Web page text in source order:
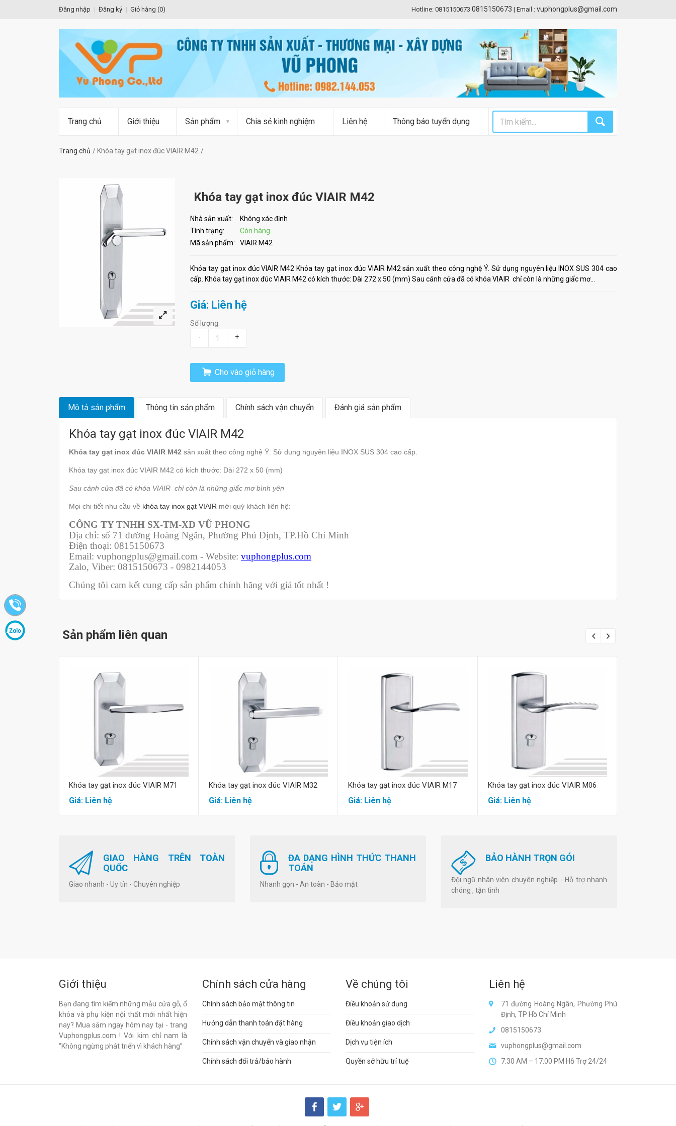
Đăng nhập Đăng ký Giỏ hàng (0) Hotline: 0815150673 0815150673 | Email : vuphongplus@gmail.com
Trang chủ Giới thiệu Sản phẩm Chia sẻ kinh nghiệm Liên hệ Thông báo tuyển dụng
Trang chủ Khóa tay gạt inox đúc VIAIR M42
Khóa tay gạt inox đúc VIAIR M42
Nhà sản xuất:
Không xác định
Tình trạng:
Còn hàng
Mã sản phẩm:
VIAIR M42
Khóa tay gạt inox đúc VIAIR M42 Khóa tay gạt inox đúc VIAIR M42 sản xuất theo công nghệ Ý. Sử dụng nguyên liệu INOX SUS 304 cao
cấp. Khóa tay gạt inox đúc VIAIR M42 có kích thước: Dài 272 x 50 (mm) Sau cánh cửa đã có khóa VIAIR chỉ còn là những giấc mơ...
Giá: Liên hệ
Số lượng:
-
+
Cho vào giỏ hàng
Mô tả sản phẩm Thông tin sản phẩm Chính sách vận chuyển Đánh giá sản phẩm
Khóa tay gạt inox đúc VIAIR M42
Khóa tay gạt inox đúc VIAIR M42 sản xuất theo công nghệ Ý. Sử dụng nguyên liệu INOX SUS 304 cao cấp.
Khóa tay gạt inox đúc VIAIR M42 có kích thước: Dài 272 x 50 (mm)
Sau cánh cửa đã có khóa VIAIR chỉ còn là những giấc mơ bình yên
Mọi chi tiết nhu cầu về khóa tay inox gạt VIAIR mời quý khách liên hệ:
CÔNG TY TNHH SX-TM-XD VŨ PHONG
Địa chỉ: số 71 đường Hoàng Ngân, Phường Phú Định, TP.Hồ Chí Minh
Điện thoại: 0815150673
Email: vuphongplus@gmail.com - Website: vuphongplus.com
Zalo, Viber: 0815150673 - 0982144053
Chúng tôi cam kết cung cấp sản phẩm chính hãng với giá tốt nhất !
Sản phẩm liên quan
Khóa tay gạt inox đúc VIAIR M71
Giá: Liên hệ
Mua hàng
Khóa tay gạt inox đúc VIAIR M32
Giá: Liên hệ
Khóa tay gạt inox đúc VIAIR M17
Giá: Liên hệ
Khóa tay gạt inox đúc VIAIR M06
Giá: Liên hệ
GIAO HÀNG TRÊN TOÀN
QUỐC
Giao nhanh - Uy tín - Chuyên nghiệp
ĐA DẠNG HÌNH THỨC THANH
TOÁN
Nhanh gọn - An toàn - Bảo mật
BẢO HÀNH TRỌN GÓI
Đội ngũ nhân viên chuyên nghiệp - Hỗ trợ nhanh
chóng , tận tình
Giới thiệu
Bạn đang tìm kiếm những mẫu cửa gỗ, ổ
khóa và phụ kiện nội thất mới nhất hiện
nay? Mua sắm ngay hôm nay tại - trang
Vuphongplus.com ! Với kim chỉ nam là
“Không ngừng phát triển vì khách hàng”
Chính sách cửa hàng
Chính sách bảo mật thông tin
Hướng dẫn thanh toán đặt hàng
Chính sách vận chuyển và giao nhận
Chính sách đổi trả/bảo hành
Về chúng tôi
Điều khoản sử dụng
Điều khoản giao dịch
Dịch vụ tiện ích
Quyền sở hữu trí tuệ
Liên hệ
71 đường Hoàng Ngân, Phường Phú
Định, TP Hồ Chí Minh
0815150673
vuphongplus@gmail.com
7:30 AM – 17:00 PM Hỗ Trợ 24/24